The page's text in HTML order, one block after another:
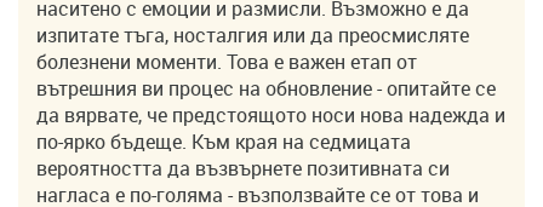
наситено с емоции и размисли. Възможно е да
изпитате тъга, носталгия или да преосмисляте
болезнени моменти. Това е важен етап от
вътрешния ви процес на обновление - опитайте се
да вярвате, че предстоящото носи нова надежда и
по-ярко бъдеще. Към края на седмицата
вероятността да възвърнете позитивната си
нагласа е по-голяма - възползвайте се от това и